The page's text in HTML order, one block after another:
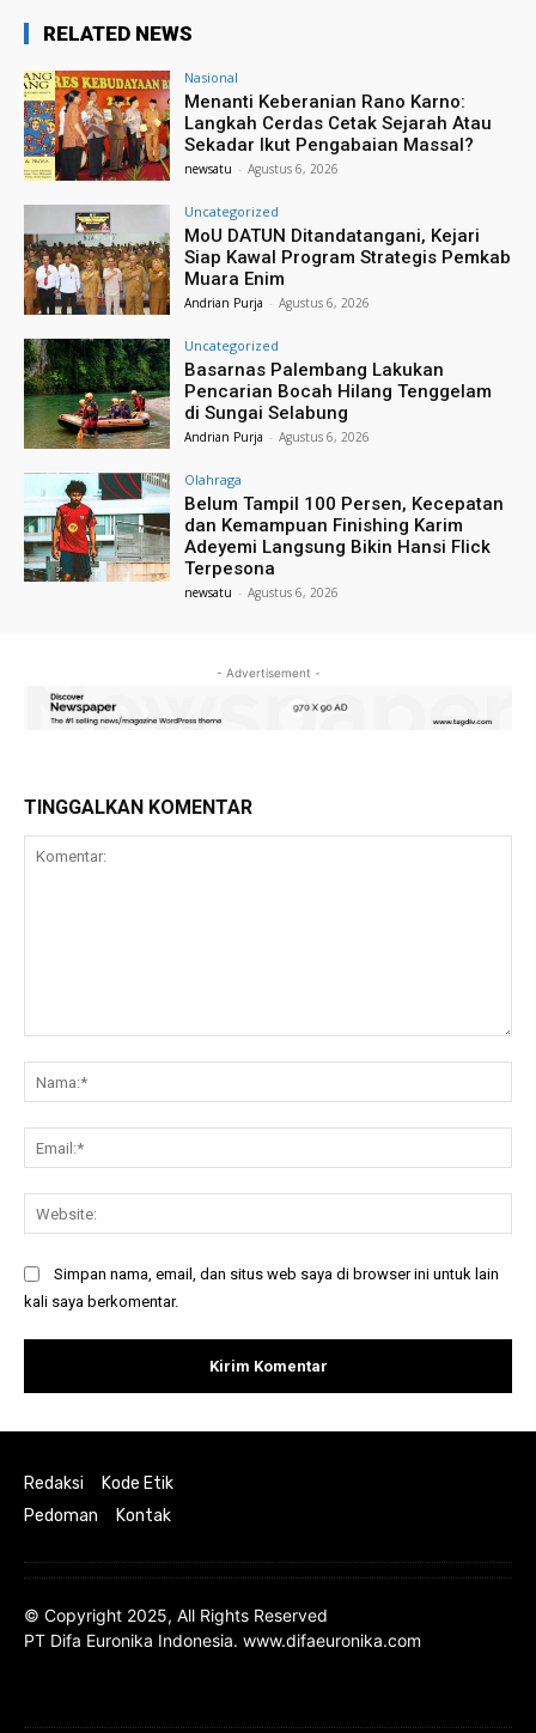
RELATED NEWS
Nasional
Menanti Keberanian Rano Karno:
Langkah Cerdas Cetak Sejarah Atau
Sekadar Ikut Pengabaian Massal?
newsatu - Agustus 6, 2026
Uncategorized
MoU DATUN Ditandatangani, Kejari
Siap Kawal Program Strategis Pemkab
Muara Enim
Andrian Purja - Agustus 6, 2026
Uncategorized
Basarnas Palembang Lakukan
Pencarian Bocah Hilang Tenggelam
di Sungai Selabung
Andrian Purja - Agustus 6, 2026
Olahraga
Belum Tampil 100 Persen, Kecepatan
dan Kemampuan Finishing Karim
Adeyemi Langsung Bikin Hansi Flick
Terpesona
newsatu - Agustus 6, 2026
- Advertisement -
TINGGALKAN KOMENTAR
Simpan nama, email, dan situs web saya di browser ini untuk lain
kali saya berkomentar.
Redaksi
Kode Etik
Pedoman
Kontak
© Copyright 2025, All Rights Reserved
PT Difa Euronika Indonesia. www.difaeuronika.com